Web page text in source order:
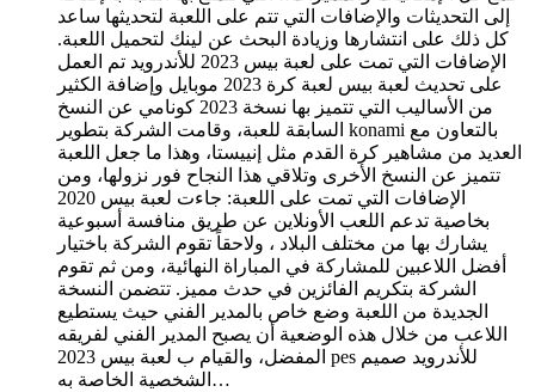
إلى التحديثات والإضافات التي تتم على اللعبة لتحديثها ساعد
كل ذلك على انتشارها وزيادة البحث عن لينك لتحميل اللعبة.
الإضافات التي تمت على لعبة بيس 2023 للأندرويد تم العمل
على تحديث لعبة بيس لعبة كرة 2023 موبايل وإضافة الكثير
من الأساليب التي تتميز بها نسخة 2023 كونامي عن النسخ
السابقة للعبة، وقامت الشركة بتطوير konami بالتعاون مع
العديد من مشاهير كرة القدم مثل إنييستا، وهذا ما جعل اللعبة
تتميز عن النسخ الأخرى وتلاقي هذا النجاح فور نزولها، ومن
الإضافات التي تمت على اللعبة: جاءت لعبة بيس 2020
بخاصية تدعم اللعب الأونلاين عن طريق منافسة أسبوعية
يشارك بها من مختلف البلاد ، ولاحقاً تقوم الشركة باختيار
أفضل اللاعبين للمشاركة في المباراة النهائية، ومن ثم تقوم
الشركة بتكريم الفائزين في حدث مميز. تتضمن النسخة
الجديدة من اللعبة وضع خاص بالمدير الفني حيث يستطيع
اللاعب من خلال هذه الوضعية أن يصبح المدير الفني لفريقه
المفضل، والقيام ب لعبة بيس 2023 pes للأندرويد صميم
الشخصية الخاصة به…